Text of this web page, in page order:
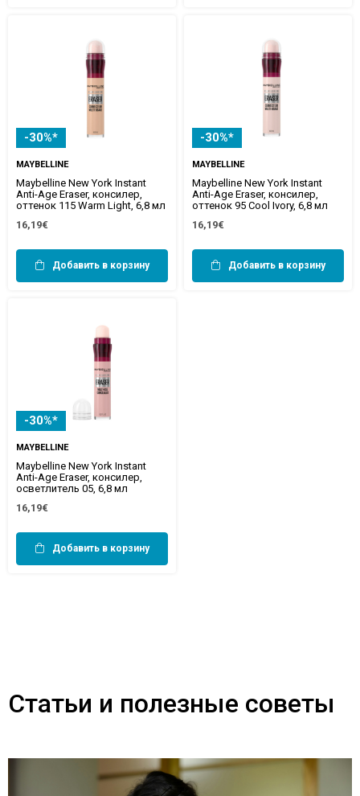
-30%*
MAYBELLINE
Maybelline New York Instant
Anti-Age Eraser, консилер,
оттенок 115 Warm Light, 6,8 мл
16,19€
Добавить в корзину
-30%*
MAYBELLINE
Maybelline New York Instant
Anti-Age Eraser, консилер,
оттенок 95 Cool Ivory, 6,8 мл
16,19€
Добавить в корзину
-30%*
MAYBELLINE
Maybelline New York Instant
Anti-Age Eraser, консилер,
осветлитель 05, 6,8 мл
16,19€
Добавить в корзину
Статьи и полезные советы